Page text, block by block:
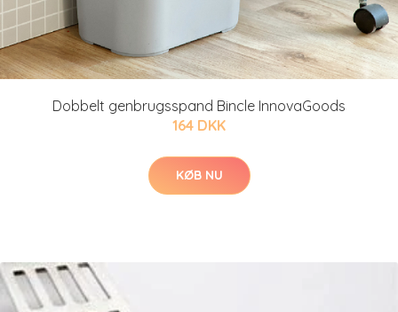
Dobbelt genbrugsspand Bincle InnovaGoods
164 DKK
KØB NU